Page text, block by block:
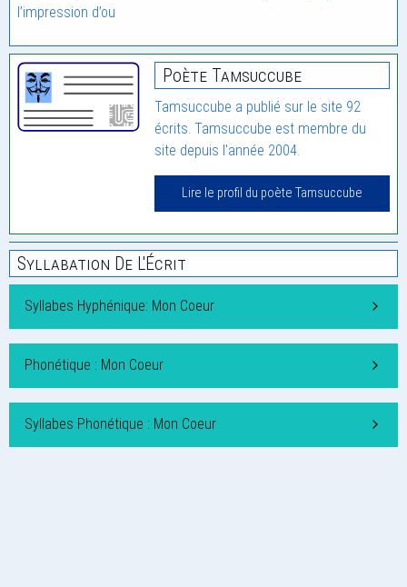
l’impression d’ou
Poète Tamsuccube
Tamsuccube a publié sur le site 92
écrits. Tamsuccube est membre du
site depuis l'année 2004.
Lire le profil du poète Tamsuccube
Syllabation De L'Écrit
Syllabes Hyphénique: Mon Coeur
Phonétique : Mon Coeur
Syllabes Phonétique : Mon Coeur